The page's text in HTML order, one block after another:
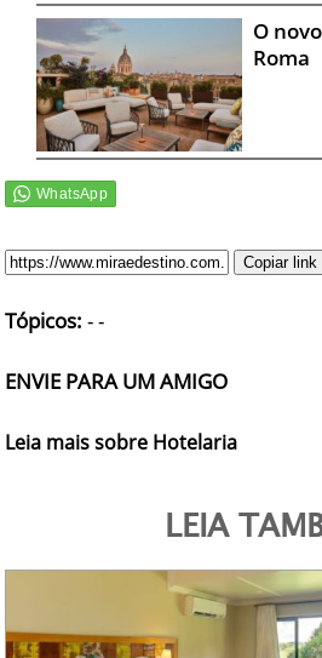
O
Roma
Copiar link
Tópicos: --
ENVIE PARA UM AMIGO
Leia mais sobre Hotelaria
LEIA